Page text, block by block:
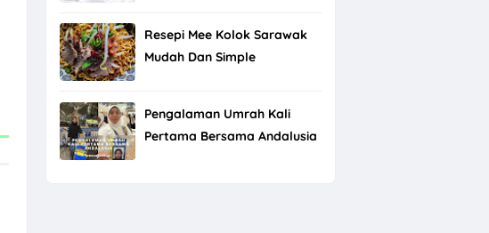
Resepi Mee Kolok Sarawak
Mudah Dan Simple
Pengalaman Umrah Kali
Pertama Bersama Andalusia